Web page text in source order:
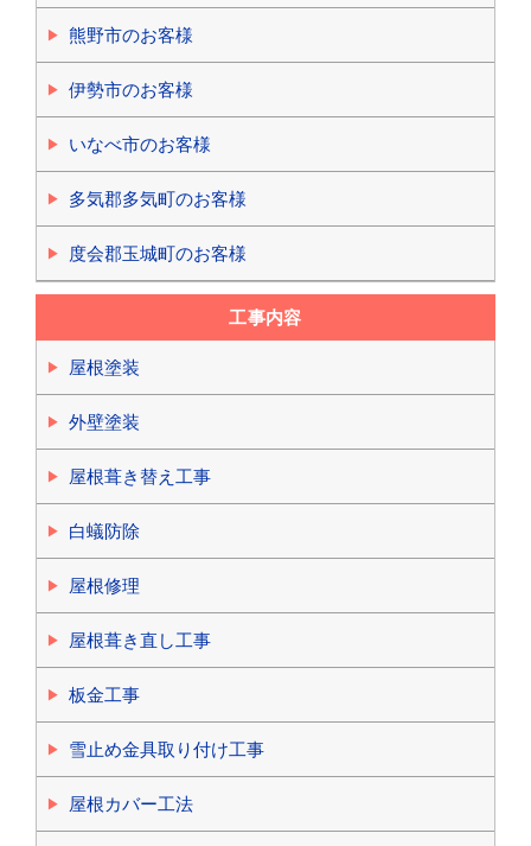
熊野市のお客様
伊勢市のお客様
いなべ市のお客様
多気郡多気町のお客様
度会郡玉城町のお客様
工事内容
屋根塗装
外壁塗装
屋根葺き替え工事
白蟻防除
屋根修理
屋根葺き直し工事
板金工事
雪止め金具取り付け工事
屋根カバー工法